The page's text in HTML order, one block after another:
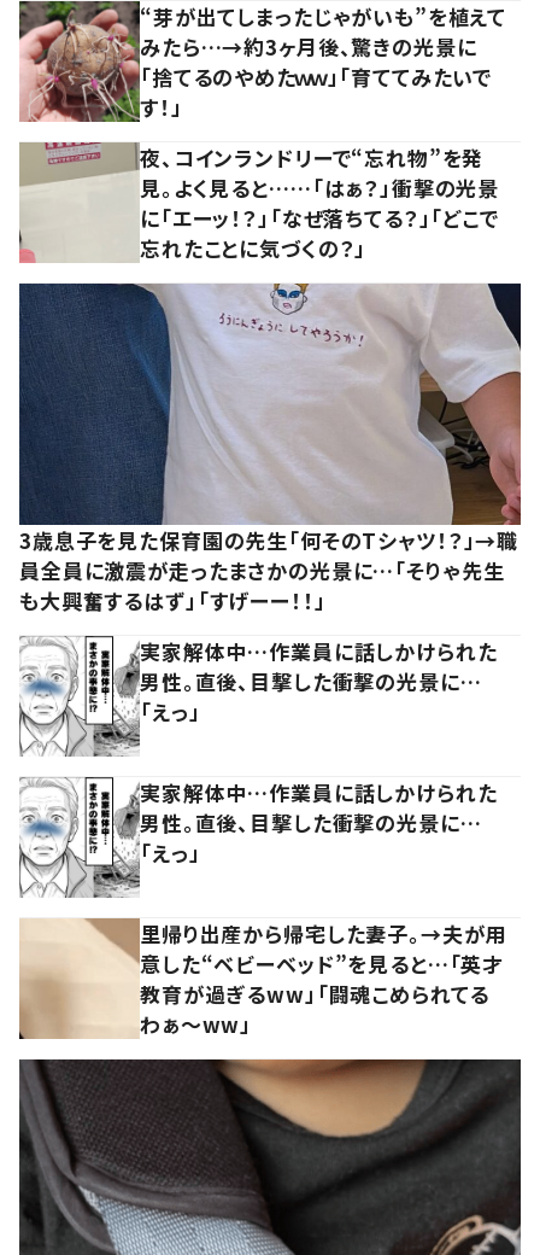
“芽が出てしまったじゃがいも”を植えて
みたら…→約3ヶ月後、驚きの光景に
「捨てるのやめたｗｗ」「育ててみたいで
す！」
夜、コインランドリーで“忘れ物”を発
見。よく見ると……「はぁ？」衝撃の光景
に「エーッ！？」「なぜ落ちてる？」「どこで
忘れたことに気づくの？」
3歳息子を見た保育園の先生「何そのTシャツ！？」→職
員全員に激震が走ったまさかの光景に…「そりゃ先生
も大興奮するはず」「すげーー！！」
実家解体中…作業員に話しかけられた
男性。直後、目撃した衝撃の光景に…
「えっ」
実家解体中…作業員に話しかけられた
男性。直後、目撃した衝撃の光景に…
「えっ」
里帰り出産から帰宅した妻子。→夫が用
意した“ベビーベッド”を見ると…「英才
教育が過ぎるww」「闘魂こめられてる
わぁ～ww」